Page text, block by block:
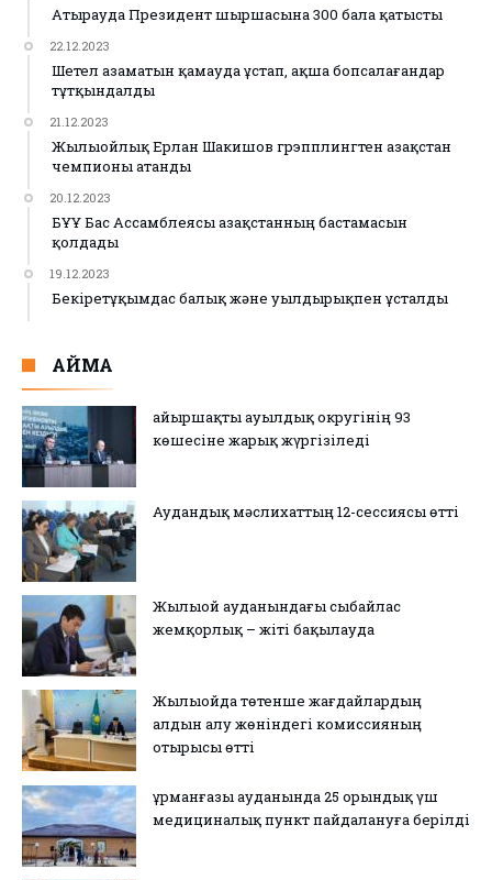
Атырауда Президент шыршасына 300 бала қатысты
22.12.2023
Шетел азаматын қамауда ұстап, ақша бопсалағандар
тұтқындалды
21.12.2023
Жылыойлық Ерлан Шакишов грэпплингтен Қазақстан
чемпионы атанды
20.12.2023
БҰҰ Бас Ассамблеясы Қазақстанның бастамасын
қолдады
19.12.2023
Бекіретұқымдас балық және уылдырықпен ұсталды
АЙМАҚ
Қайыршақты ауылдық округінің 93
көшесіне жарық жүргізіледі
Аудандық мәслихаттың 12-сессиясы өтті
Жылыой ауданындағы сыбайлас
жемқорлық – жіті бақылауда
Жылыойда төтенше жағдайлардың
алдын алу жөніндегі комиссияның
отырысы өтті
Құрманғазы ауданында 25 орындық үш
медициналық пункт пайдалануға берілді